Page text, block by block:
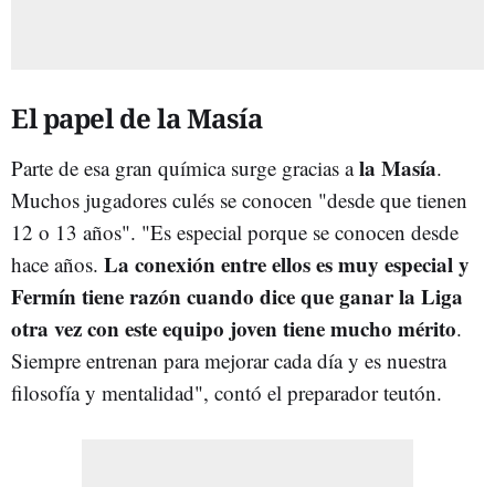
El papel de la Masía
Parte de esa gran química surge gracias ala Masía.
Muchos jugadores culés se conocen "desde que tienen
12 o 13 años". "Es especial porque se conocen desde
hace años. La conexión entre ellos es muy especial y
Fermín tiene razón cuando dice que ganar la Liga
otra vez con este equipo joven tiene mucho mérito.
Siempre entrenan para mejorar cada día y es nuestra
filosofía y mentalidad", contó el preparador teutón.